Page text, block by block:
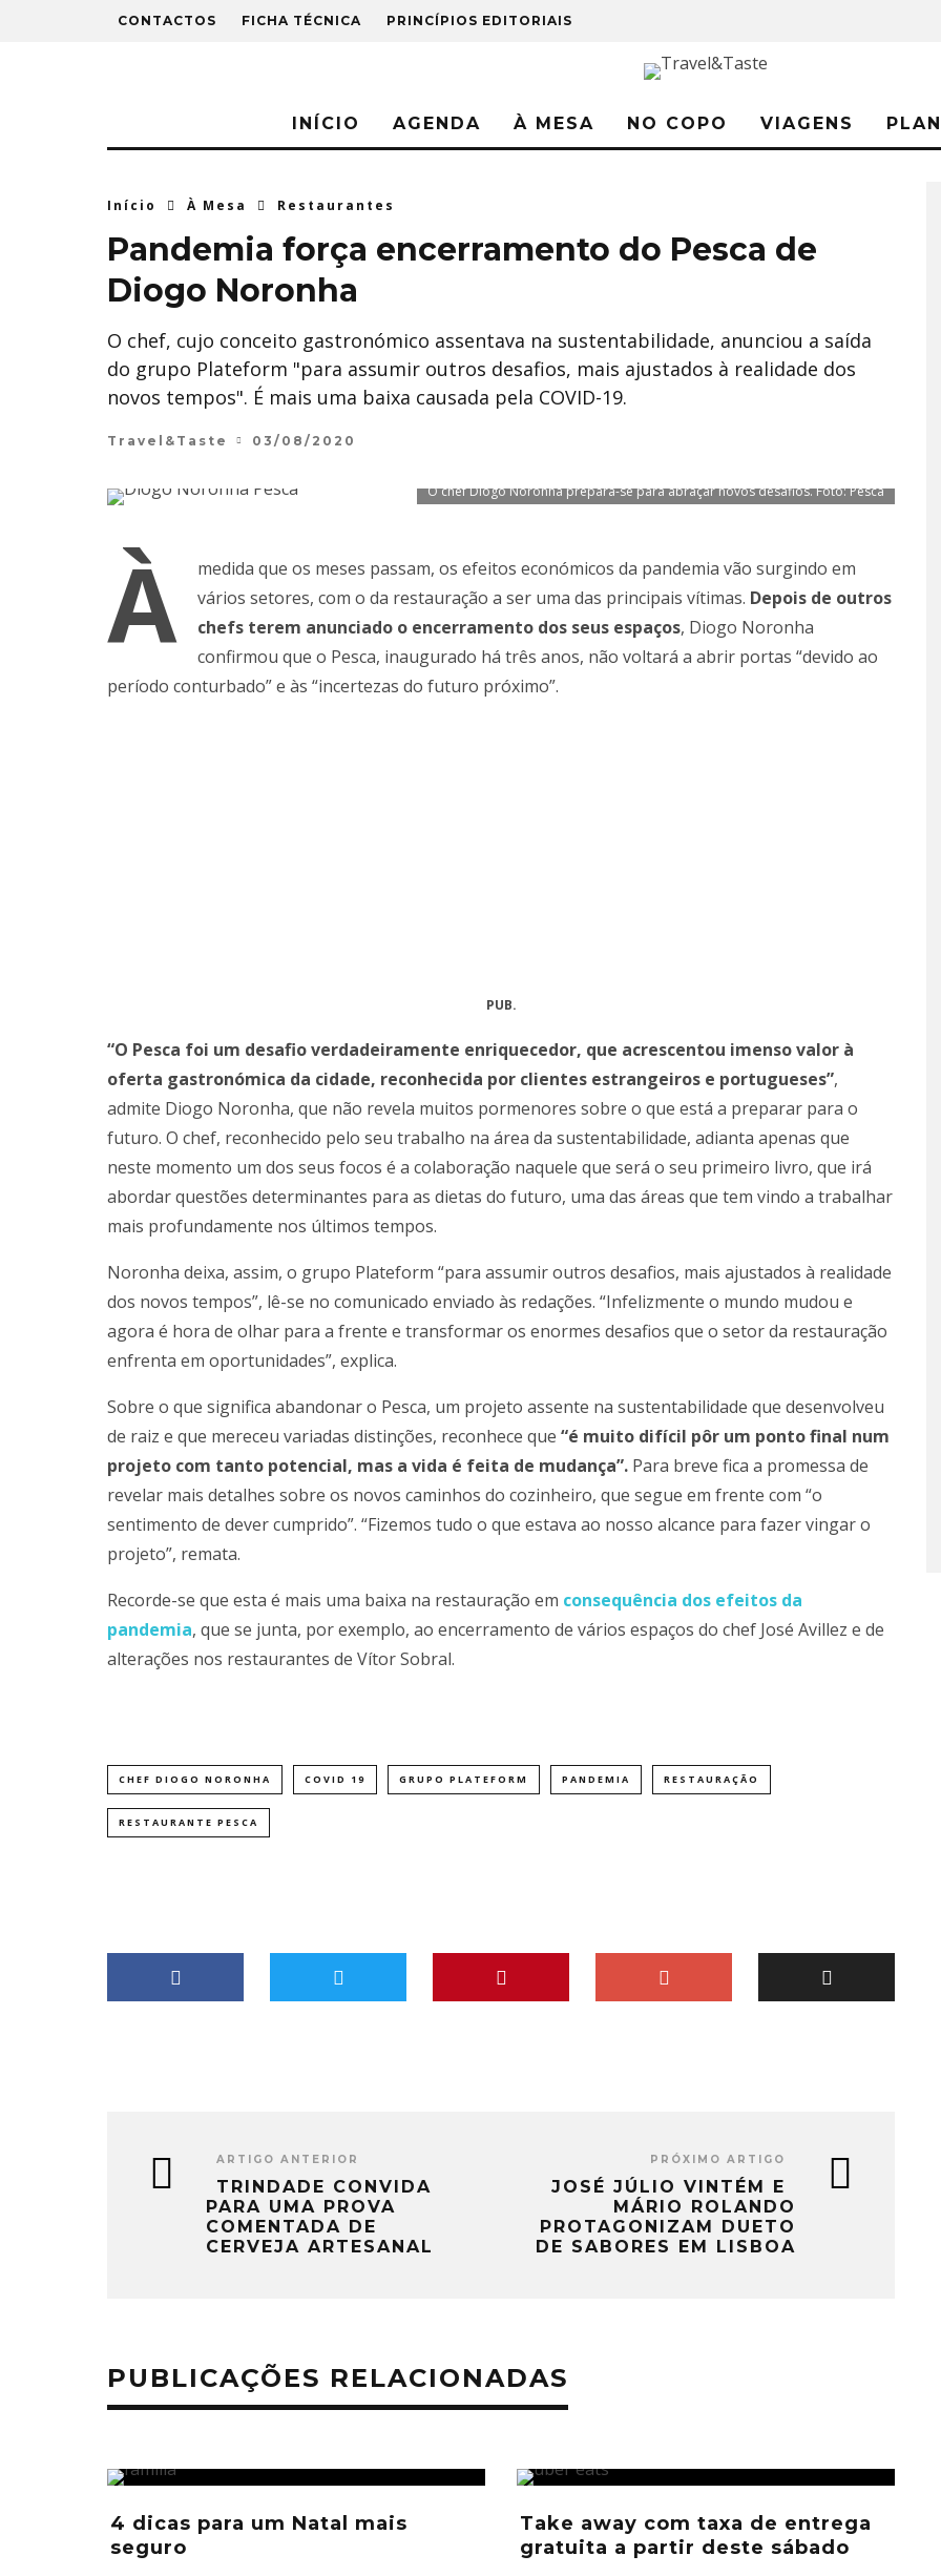
CONTACTOS FICHA TÉCNICA PRINCÍPIOS EDITORIAIS
INÍCIO AGENDA À MESA NO COPO VIAGENS
Início À Mesa Restaurantes
Pandemia força encerramento do Pesca de
Diogo Noronha
O chef, cujo conceito gastronómico assentava na sustentabilidade, anunciou a saída
do grupo Plateform "para assumir outros desafios, mais ajustados à realidade dos
novos tempos". É mais uma baixa causada pela COVID-19.
Travel&Taste 03/08/2020
O chef Diogo Noronha prepara-se para abraçar novos desafios. Foto: Pesca
À
medida que os meses passam, os efeitos económicos da pandemia vão surgindo em
vários setores, com o da restauração a ser uma das principais vítimas. Depois de outros
chefs terem anunciado o encerramento dos seus espaços, Diogo Noronha
confirmou que o Pesca, inaugurado há três anos, não voltará a abrir portas “devido ao
período conturbado” e às “incertezas do futuro próximo”.
PUB.
“O Pesca foi um desafio verdadeiramente enriquecedor, que acrescentou imenso valor à
oferta gastronómica da cidade, reconhecida por clientes estrangeiros e portugueses”,
admite Diogo Noronha, que não revela muitos pormenores sobre o que está a preparar para o
futuro. O chef, reconhecido pelo seu trabalho na área da sustentabilidade, adianta apenas que
neste momento um dos seus focos é a colaboração naquele que será o seu primeiro livro, que irá
abordar questões determinantes para as dietas do futuro, uma das áreas que tem vindo a trabalhar
mais profundamente nos últimos tempos.
Noronha deixa, assim, o grupo Plateform “para assumir outros desafios, mais ajustados à realidade
dos novos tempos”, lê-se no comunicado enviado às redações. “Infelizmente o mundo mudou e
agora é hora de olhar para a frente e transformar os enormes desafios que o setor da restauração
enfrenta em oportunidades”, explica.
Sobre o que significa abandonar o Pesca, um projeto assente na sustentabilidade que desenvolveu
de raiz e que mereceu variadas distinções, reconhece que “é muito difícil pôr um ponto final num
projeto com tanto potencial, mas a vida é feita de mudança”. Para breve fica a promessa de
revelar mais detalhes sobre os novos caminhos do cozinheiro, que segue em frente com “o
sentimento de dever cumprido”. “Fizemos tudo o que estava ao nosso alcance para fazer vingar o
projeto”, remata.
Recorde-se que esta é mais uma baixa na restauração em consequência dos efeitos da
pandemia, que se junta, por exemplo, ao encerramento de vários espaços do chef José Avillez e de
alterações nos restaurantes de Vítor Sobral.
CHEF DIOGO NORONHA COVID 19 GRUPO PLATEFORM PANDEMIA RESTAURAÇÃO
RESTAURANTE PESCA
ARTIGO ANTERIOR
TRINDADE CONVIDA
PARA UMA PROVA
COMENTADA DE
CERVEJA ARTESANAL
PRÓXIMO ARTIGO
JOSÉ JÚLIO VINTÉM E
MÁRIO ROLANDO
PROTAGONIZAM DUETO
DE SABORES EM LISBOA
PUBLICAÇÕES RELACIONADAS
4 dicas para um Natal mais
seguro
Take away com taxa de entrega
gratuita a partir deste sábado